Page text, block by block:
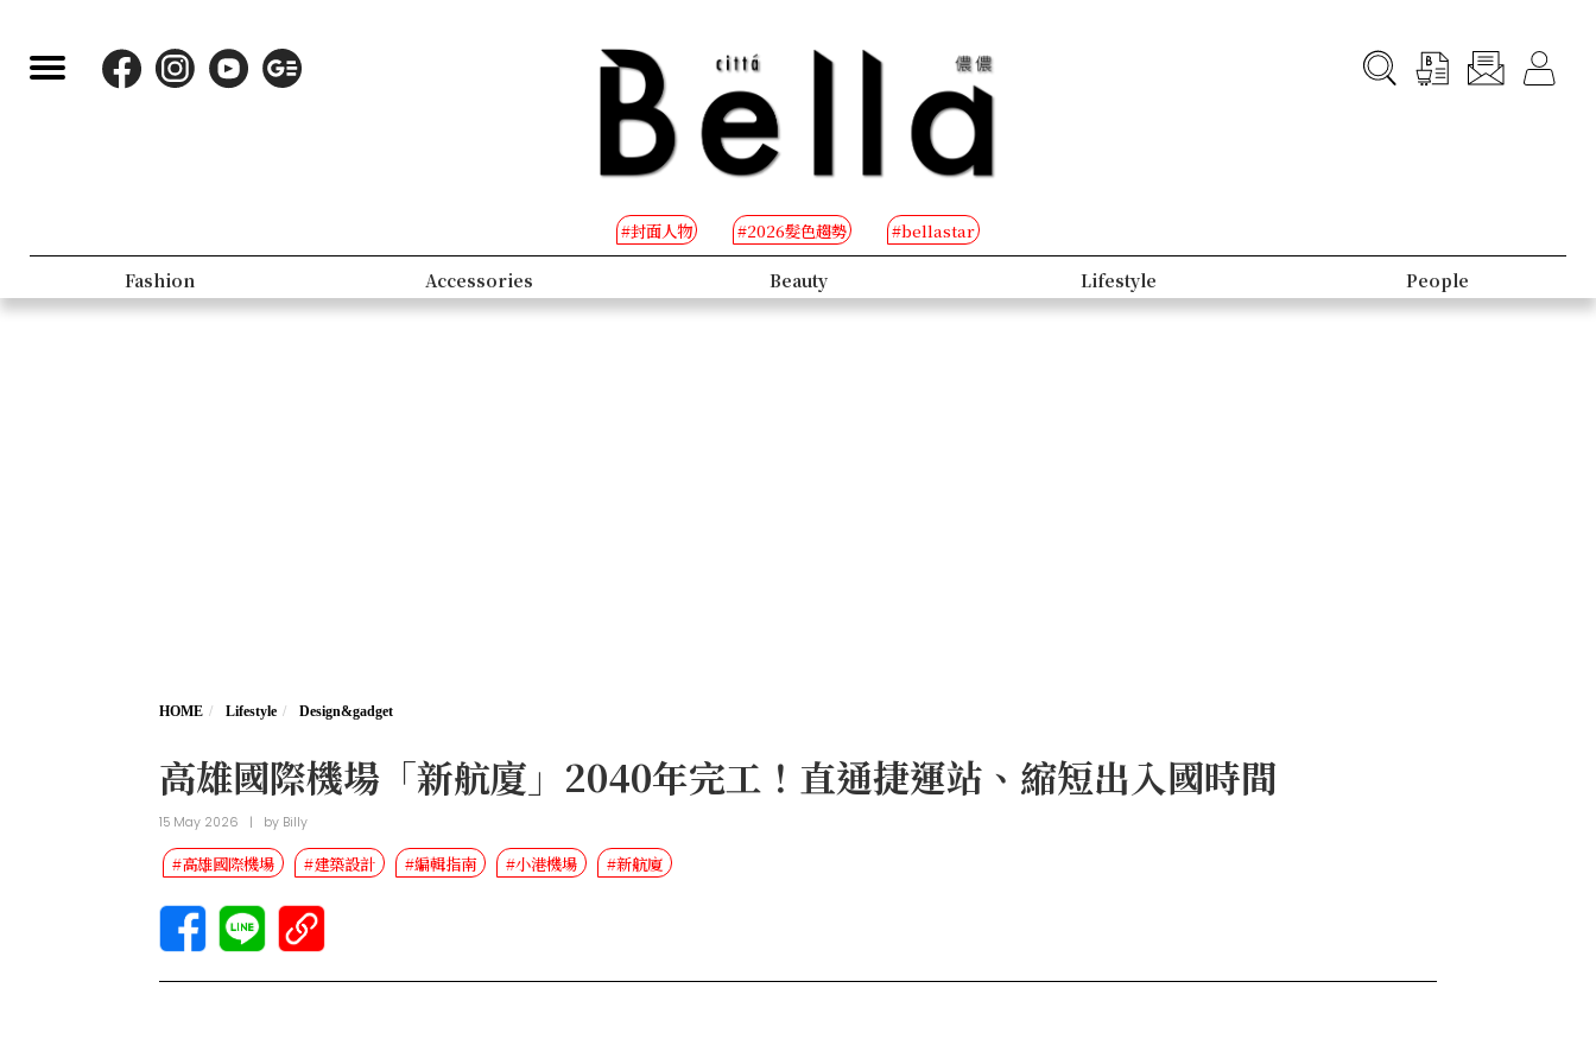
#封面人物 #2026髮色趨勢 #bellastar
Fashion Accessories Beauty Lifestyle People
HOME Lifestyle Design&gadget
高雄國際機場「新航廈」2040年完工！直通捷運站、縮短出入國時間
15 May 2026 | by Billy
#高雄國際機場 #建築設計 #編輯指南 #小港機場 #新航廈